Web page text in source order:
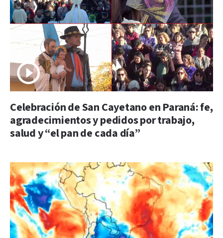
Celebración de San Cayetano en Paraná: fe,
agradecimientos y pedidos por trabajo,
salud y “el pan de cada día”